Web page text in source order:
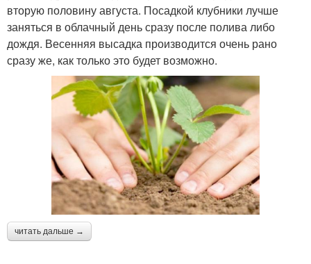
вторую половину августа. Посадкой клубники лучше
заняться в облачный день сразу после полива либо
дождя. Весенняя высадка производится очень рано
сразу же, как только это будет возможно.
читать дальше →